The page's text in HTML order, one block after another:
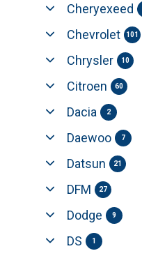
Cheryexeed
Chevrolet 101
Chrysler 10
Citroen 60
Dacia 2
Daewoo 7
Datsun 21
DFM 27
Dodge 9
DS 1